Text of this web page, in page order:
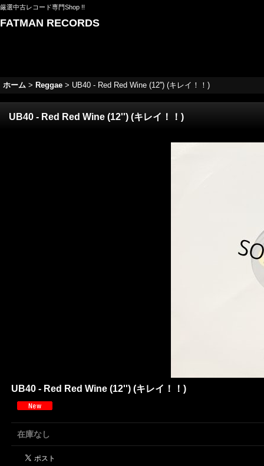
厳選中古レコード専門Shop !!
FATMAN RECORDS
ホーム > Reggae > UB40 - Red Red Wine (12'') (キレイ！！)
UB40 - Red Red Wine (12'') (キレイ！！)
UB40 - Red Red Wine (12'') (キレイ！！)
在庫なし